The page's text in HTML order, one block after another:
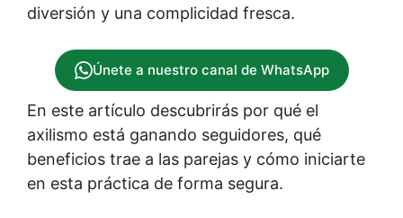
diversión y una complicidad fresca.
Únete a nuestro canal de WhatsApp
En este artículo descubrirás por qué el
axilismo está ganando seguidores, qué
beneficios trae a las parejas y cómo iniciarte
en esta práctica de forma segura.